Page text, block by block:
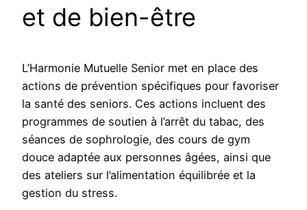
et de bien-être
L’Harmonie Mutuelle Senior met en place des
actions de prévention spécifiques pour favoriser
la santé des seniors. Ces actions incluent des
programmes de soutien à l’arrêt du tabac, des
séances de sophrologie, des cours de gym
douce adaptée aux personnes âgées, ainsi que
des ateliers sur l’alimentation équilibrée et la
gestion du stress.